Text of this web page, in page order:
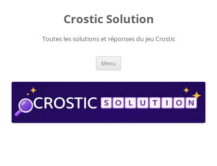
Crostic Solution
Toutes les solutions et réponses du jeu Crostic
Menu